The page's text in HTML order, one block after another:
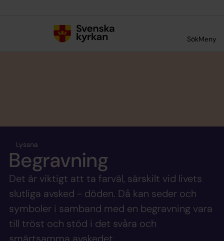
SökMeny
Lyssna
Begravning
Det är viktigt att ta farväl, särskilt vid livets
slutliga avsked - döden. Då kan seder och
symboler i samband med en begravning vara
till tröst och stöd i det svåra och